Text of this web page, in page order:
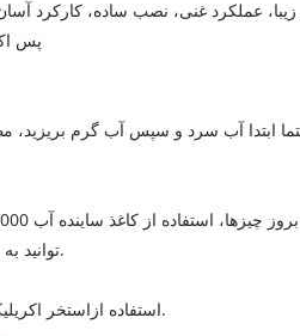
عملکرد غنی، نصب ساده، کارکرد آسان
پس
توانید به حالت روشن اولیه برگردید. به یاد داشته باشید که از اسکراب مایع شیمیایی خورنده استفاده نکنید.
3. استفاده از استخر نمی توان از آن برای ضربه زدن به اجسام سخت استفاده کرد تا آسیبی به تجهیزات وارد نشود.